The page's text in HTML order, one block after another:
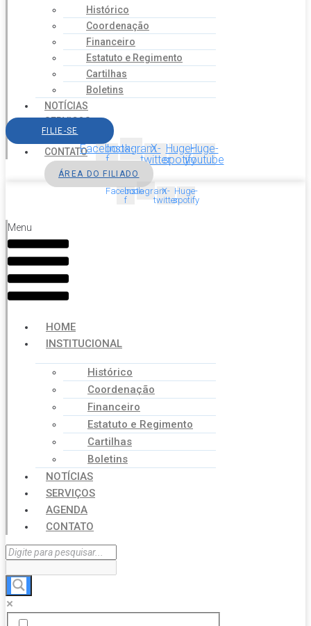
Histórico
Coordenação
Financeiro
Estatuto e Regimento
Cartilhas
Boletins
NOTÍCIAS
SERVIÇOS
AGENDA
CONTATO
FILIE-SE
Facebook-
f
InstagramX-
twitter
Huge-
spotify
Huge-
youtube
ÁREA DO FILIADO
Facebook-
f
InstagramX-
twitter
Huge-
spotify
Menu
HOME
INSTITUCIONAL
Histórico
Coordenação
Financeiro
Estatuto e Regimento
Cartilhas
Boletins
NOTÍCIAS
SERVIÇOS
AGENDA
CONTATO